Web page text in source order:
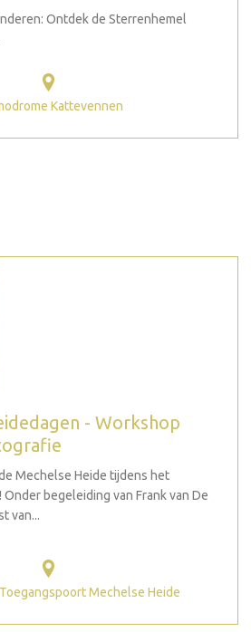
Ontdek de Sterrenhemel
Kattevennen
- Workshop
Mechelse Heide tijdens het
begeleiding van Frank van De
van...
Mechelse Heide